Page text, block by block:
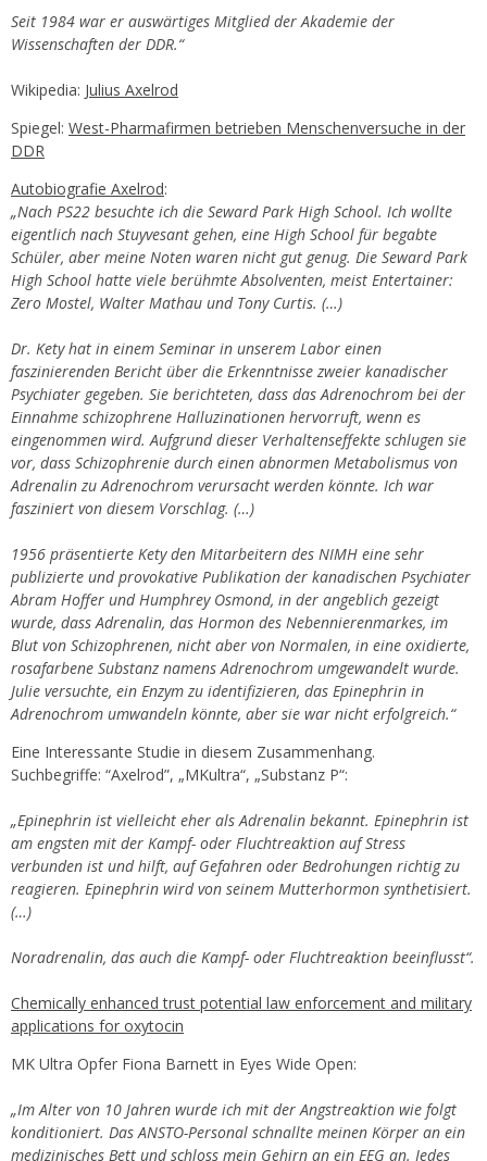
Seit 1984 war er auswärtiges Mitglied der Akademie der
Wissenschaften der DDR.“
Wikipedia: Julius Axelrod
Spiegel: West-Pharmafirmen betrieben Menschenversuche in der
DDR
Autobiografie Axelrod:
„Nach PS22 besuchte ich die Seward Park High School. Ich wollte
eigentlich nach Stuyvesant gehen, eine High School für begabte
Schüler, aber meine Noten waren nicht gut genug. Die Seward Park
High School hatte viele berühmte Absolventen, meist Entertainer:
Zero Mostel, Walter Mathau und Tony Curtis. (…)
Dr. Kety hat in einem Seminar in unserem Labor einen
faszinierenden Bericht über die Erkenntnisse zweier kanadischer
Psychiater gegeben. Sie berichteten, dass das Adrenochrom bei der
Einnahme schizophrene Halluzinationen hervorruft, wenn es
eingenommen wird. Aufgrund dieser Verhaltenseffekte schlugen sie
vor, dass Schizophrenie durch einen abnormen Metabolismus von
Adrenalin zu Adrenochrom verursacht werden könnte. Ich war
fasziniert von diesem Vorschlag. (…)
1956 präsentierte Kety den Mitarbeitern des NIMH eine sehr
publizierte und provokative Publikation der kanadischen Psychiater
Abram Hoffer und Humphrey Osmond, in der angeblich gezeigt
wurde, dass Adrenalin, das Hormon des Nebennierenmarkes, im
Blut von Schizophrenen, nicht aber von Normalen, in eine oxidierte,
rosafarbene Substanz namens Adrenochrom umgewandelt wurde.
Julie versuchte, ein Enzym zu identifizieren, das Epinephrin in
Adrenochrom umwandeln könnte, aber sie war nicht erfolgreich.“
Eine Interessante Studie in diesem Zusammenhang.
Suchbegriffe: “Axelrod”, „MKultra“, „Substanz P“:
„Epinephrin ist vielleicht eher als Adrenalin bekannt. Epinephrin ist
am engsten mit der Kampf- oder Fluchtreaktion auf Stress
verbunden ist und hilft, auf Gefahren oder Bedrohungen richtig zu
reagieren. Epinephrin wird von seinem Mutterhormon synthetisiert.
(…)
Noradrenalin, das auch die Kampf- oder Fluchtreaktion beeinflusst“.
Chemically enhanced trust potential law enforcement and military
applications for oxytocin
MK Ultra Opfer Fiona Barnett in Eyes Wide Open:
„Im Alter von 10 Jahren wurde ich mit der Angstreaktion wie folgt
konditioniert. Das ANSTO-Personal schnallte meinen Körper an ein
medizinisches Bett und schloss mein Gehirn an ein EEG an. Jedes